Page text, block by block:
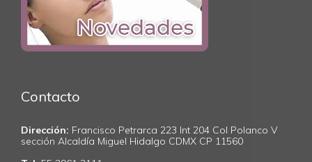
Contacto
Dirección: Francisco Petrarca 223 Int 204 Col Polanco V
sección Alcaldía Miguel Hidalgo CDMX CP 11560